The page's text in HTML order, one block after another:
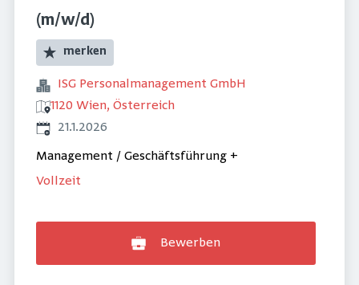
(m/w/d)
merken
ISG Personalmanagement GmbH
1120 Wien, Österreich
Veröffentlicht
21.1.2026
Management / Geschäftsführung +
Vollzeit
Bewerben